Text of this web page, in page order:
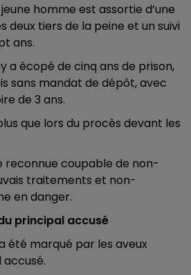
homme est assortie d’une
deux tiers de la peine et un suivi
ans.
a écopé de cinq ans de prison,
sans mandat de dépôt, avec
de 3 ans.
que lors du procès devant les
reconnue coupable de non-
traitements et non-
en danger.
principal accusé
été marqué par les aveux